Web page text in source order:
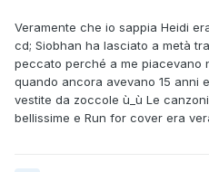
Veramente che io sappia Heidi
cd; Siobhan ha lasciato a metà
peccato perché a me piacevano
quando ancora avevano 15 anni
vestite da zoccole ù_ù Le
bellissime e Run for cover era